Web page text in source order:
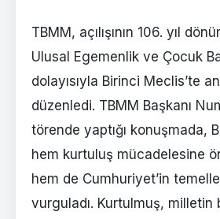
TBMM, açılışının 106. yıl
Ulusal Egemenlik ve Çocuk
dolayısıyla Birinci Meclis’te
düzenledi. TBMM Başkanı
törende yaptığı konuşmada,
hem kurtuluş mücadelesine
hem de Cumhuriyet’in
vurguladı. Kurtulmuş, milletin